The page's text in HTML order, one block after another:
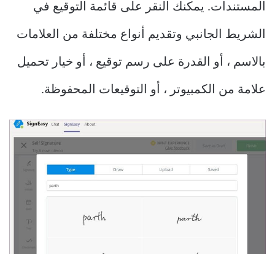
المستندات. يمكنك النقر على قائمة التوقيع في
الشريط الجانبي وتقديم أنواع مختلفة من العلامات
بالاسم ، أو القدرة على رسم توقيع ، أو خيار تحميل
علامة من الكمبيوتر ، أو التوقيعات المحفوظة.